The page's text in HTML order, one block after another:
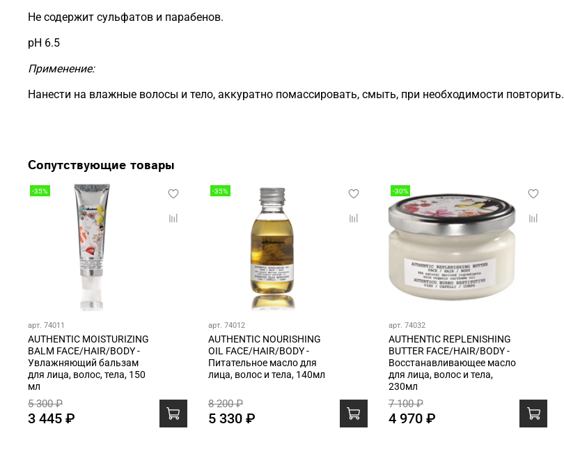
Не содержит сульфатов и парабенов.
pH 6.5
Применение:
Нанести на влажные волосы и тело, аккуратно помассировать, смыть, при необходимости повторить.
Сопутствующие товары
-35%
арт. 74011
AUTHENTIC MOISTURIZING
BALM FACE/HAIR/BODY -
Увлажняющий бальзам
для лица, волос, тела, 150
мл
5 300 ₽
3 445 ₽
-35%
арт. 74012
AUTHENTIC NOURISHING
OIL FACE/HAIR/BODY -
Питательное масло для
лица, волос и тела, 140мл
8 200 ₽
5 330 ₽
-30%
арт. 74032
AUTHENTIC REPLENISHING
BUTTER FACE/HAIR/BODY -
Восстанавливающее масло
для лица, волос и тела,
230мл
7 100 ₽
4 970 ₽